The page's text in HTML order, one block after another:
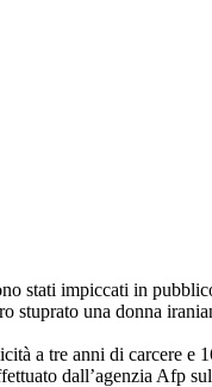
stati impiccati in
una donna
a tre anni di carcere e
dall’agenzia Afp